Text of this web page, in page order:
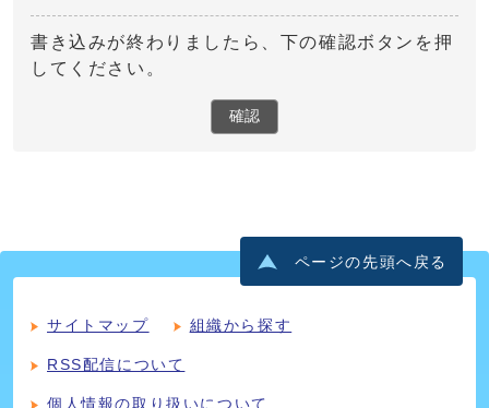
書き込みが終わりましたら、下の確認ボタンを押
してください。
確認
ページの先頭へ戻る
サイトマップ 組織から探す
RSS配信について
個人情報の取り扱いについて